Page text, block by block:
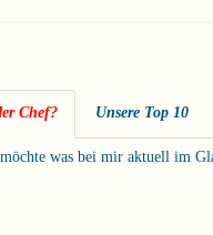
Chef? Unsere Top 10
was bei mir aktuell im